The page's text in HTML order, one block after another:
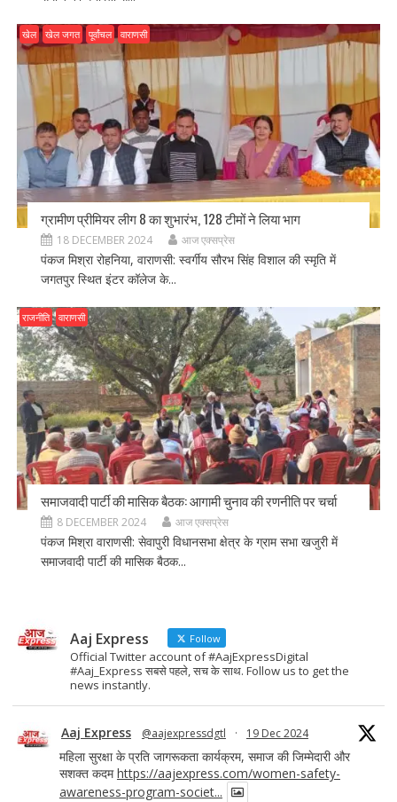
खेल खेल जगत पूर्वांचल वाराणसी
ग्रामीण प्रीमियर लीग 8 का शुभारंभ, 128 टीमों ने लिया भाग
18 DECEMBER 2024 आज एक्सप्रेस
पंकज मिश्रा रोहनिया, वाराणसी: स्वर्गीय सौरभ सिंह विशाल की स्मृति में
जगतपुर स्थित इंटर कॉलेज के...
राजनीति वाराणसी
समाजवादी पार्टी की मासिक बैठक: आगामी चुनाव की रणनीति पर चर्चा
8 DECEMBER 2024 आज एक्सप्रेस
पंकज मिश्रा वाराणसी: सेवापुरी विधानसभा क्षेत्र के ग्राम सभा खजुरी में
समाजवादी पार्टी की मासिक बैठक...
Aaj Express Follow
Official Twitter account of #AajExpressDigital
#Aaj_Express सबसे पहले, सच के साथ. Follow us to get the
news instantly.
Aaj Express @aajexpressdgtl · 19 Dec 2024
महिला सुरक्षा के प्रति जागरूकता कार्यक्रम, समाज की जिम्मेदारी और
सशक्त कदमhttps://aajexpress.com/women-safety-
awareness-program-societ...